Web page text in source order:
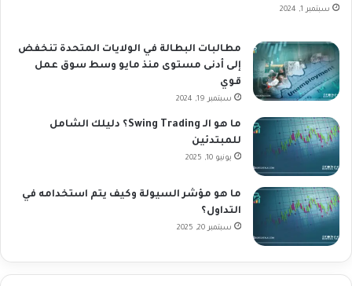
سبتمبر 1, 2024
مطالبات البطالة في الولايات المتحدة تنخفض
إلى أدنى مستوى منذ مايو وسط سوق عمل
قوي
سبتمبر 19, 2024
ما هو الـ Swing Trading؟ دليلك الشامل
للمبتدئين
يونيو 10, 2025
ما هو مؤشر السيولة وكيف يتم استخدامه في
التداول؟
سبتمبر 20, 2025